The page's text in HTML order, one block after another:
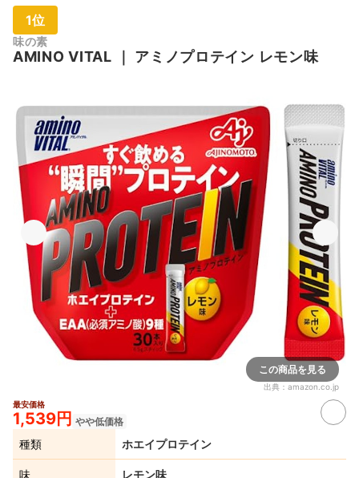
1位
味の素
AMINO VITAL アミノプロテイン レモン味
この商品を見る
出典： amazon.co.jp
最安価格
1,539円 やや低価格
種類 ホエイプロテイン
味 レモン味